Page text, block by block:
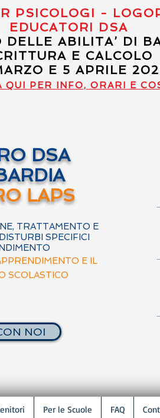
PSICOLOGI -
EDUCATORI DSA
DELLE ABILITA’ DI
E CALCOLO
E 5 APRILE
QUI PER INFO, ORARI E
DSA
LAPS
TRATTAMENTO E
SPECIFICI
E IL
SCOLASTICO
NOI
Per le Scuole FAQ